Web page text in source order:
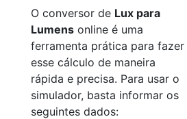
O conversor de Lux para
Lumens online é uma
ferramenta prática para fazer
esse cálculo de maneira
rápida e precisa. Para usar o
simulador, basta informar os
seguintes dados: